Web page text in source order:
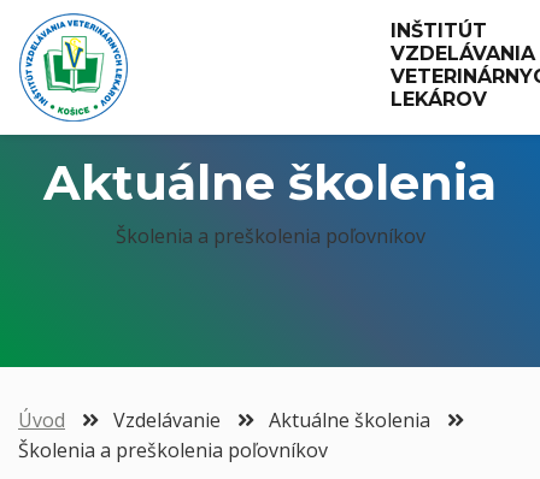
INŠTITÚT
VZDELÁVANIA
LEKÁROV
Aktuálne školenia
Školenia a preškolenia poľovníkov
Úvod Vzdelávanie
Aktuálne školenia
Školenia a preškolenia poľovníkov